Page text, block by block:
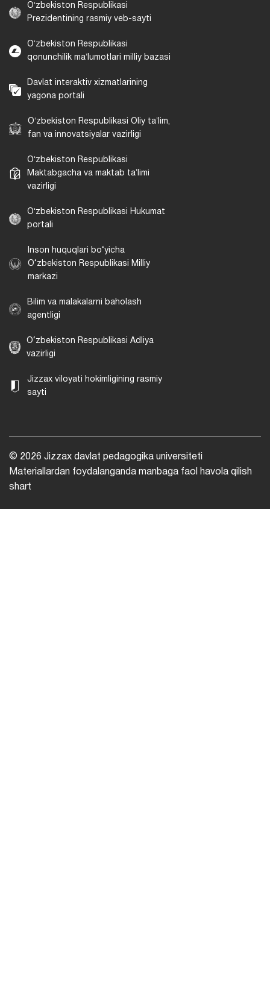
Oʻzbekiston Respublikasi
Prezidentining rasmiy veb-sayti
Oʻzbekiston Respublikasi
qonunchilik maʼlumotlari milliy bazasi
Davlat interaktiv xizmatlarining
yagona portali
Oʻzbekiston Respublikasi Oliy taʼlim,
fan va innovatsiyalar vazirligi
Oʻzbekiston Respublikasi
Maktabgacha va maktab taʼlimi
vazirligi
Oʻzbekiston Respublikasi Hukumat
portali
Inson huquqlari bo‘yicha
O‘zbekiston Respublikasi Milliy
markazi
Bilim va malakalarni baholash
agentligi
O‘zbekiston Respublikasi Adliya
vazirligi
Jizzax viloyati hokimligining rasmiy
sayti
© 2026 Jizzax davlat pedagogika universiteti
Materiallardan foydalanganda manbaga faol havola qilish
shart